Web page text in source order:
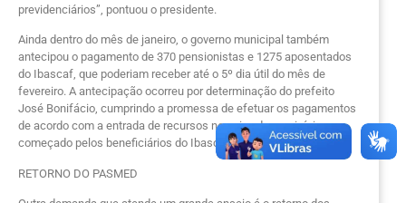
previdenciários”, pontuou o presidente.
Ainda dentro do mês de janeiro, o governo municipal também
antecipou o pagamento de 370 pensionistas e 1275 aposentados
do Ibascaf, que poderiam receber até o 5º dia útil do mês de
fevereiro. A antecipação ocorreu por determinação do prefeito
José Bonifácio, cumprindo a promessa de efetuar os pagamentos
de acordo com a entrada de recursos no caixa do município,
começado pelos beneficiários do Ibascaf.
RETORNO DO PASMED